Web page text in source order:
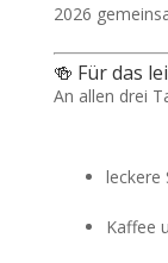
2026
🍻 Für das
An allen drei
leckere
Kaffee